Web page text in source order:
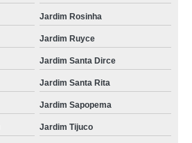
Jardim Rosinha
Jardim Ruyce
Jardim Santa Dirce
Jardim Santa Rita
Jardim Sapopema
Jardim Tijuco